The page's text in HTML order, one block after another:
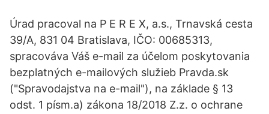
Úrad pracoval na P E R E X, a.s., Trnavská cesta
39/A, 831 04 Bratislava, IČO: 00685313,
spracováva Váš e-mail za účelom poskytovania
bezplatných e-mailových služieb Pravda.sk
("Spravodajstva na e-mail"), na základe § 13
odst. 1 písm.a) zákona 18/2018 Z.z. o ochrane